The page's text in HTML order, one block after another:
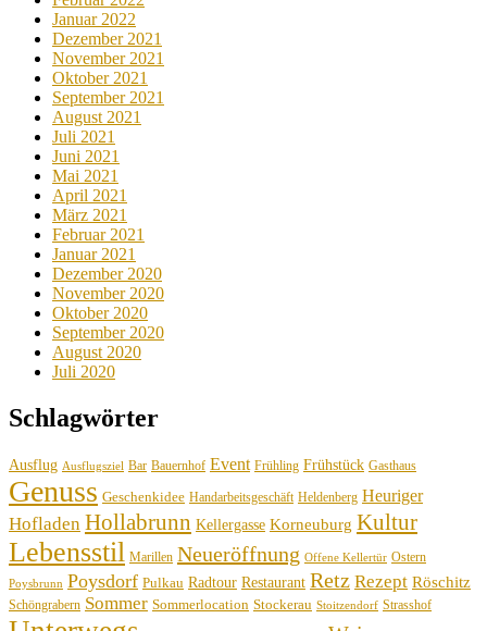
Januar 2022
Dezember 2021
November 2021
Oktober 2021
September 2021
August 2021
Juli 2021
Juni 2021
Mai 2021
April 2021
März 2021
Februar 2021
Januar 2021
Dezember 2020
November 2020
Oktober 2020
September 2020
August 2020
Juli 2020
Schlagwörter
Ausflug Ausflugsziel Bar Bauernhof Event Frühling Frühstück Gasthaus
Genuss Geschenkidee Handarbeitsgeschäft Heldenberg Heuriger
Hofladen Hollabrunn Kellergasse Korneuburg Kultur
Lebensstil Marillen Neueröffnung Offene Kellertür Ostern
Poysbrunn Poysdorf Pulkau Radtour Restaurant Retz Rezept Röschitz
Schöngrabern Sommer Sommerlocation Stockerau Stoitzendorf Strasshof